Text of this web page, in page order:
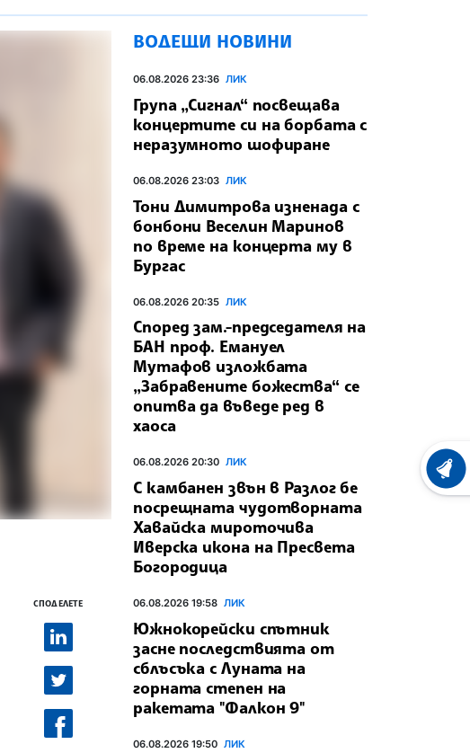
СПОДЕЛЕТЕ
ВОДЕЩИ НОВИНИ
06.08.2026 23:36 ЛИК
Група „Сигнал“ посвещава
концертите си на борбата с
неразумното шофиране
06.08.2026 23:03 ЛИК
Тони Димитрова изненада с
бонбони Веселин Маринов
по време на концерта му в
Бургас
06.08.2026 20:35 ЛИК
Според зам.-председателя на
БАН проф. Емануел
Мутафов изложбата
„Забравените божества“ се
опитва да въведе ред в
хаоса
06.08.2026 20:30 ЛИК
С камбанен звън в Разлог бе
посрещната чудотворната
Хавайска мироточива
Иверска икона на Пресвета
Богородица
06.08.2026 19:58 ЛИК
Южнокорейски спътник
засне последствията от
сблъсъка с Луната на
горната степен на
ракетата "Фалкон 9"
06.08.2026 19:50 ЛИК